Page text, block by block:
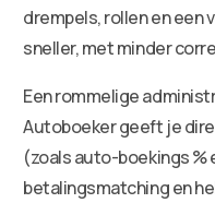
drempels, rollen en een
sneller, met minder
Een rommelige
Autoboeker geeft je
(zoals auto-boekings %
betalingsmatching en